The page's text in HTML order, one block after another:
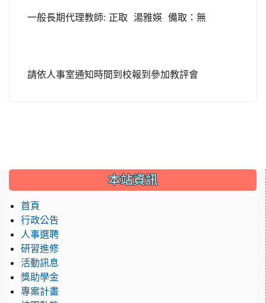
一般長期代理教師: 正取 湯雅媖 備取：無
請依人事室通知時間到校報到參加教評會
::: 本站資訊
首頁
行政公告
人事選聘
研習進修
活動訊息
獎助學金
專案計畫